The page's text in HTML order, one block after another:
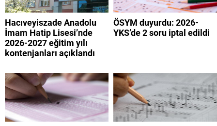
Hacıveyiszade Anadolu
İmam Hatip Lisesi’nde
2026-2027 eğitim yılı
kontenjanları açıklandı
ÖSYM duyurdu: 2026-
YKS’de 2 soru iptal edildi